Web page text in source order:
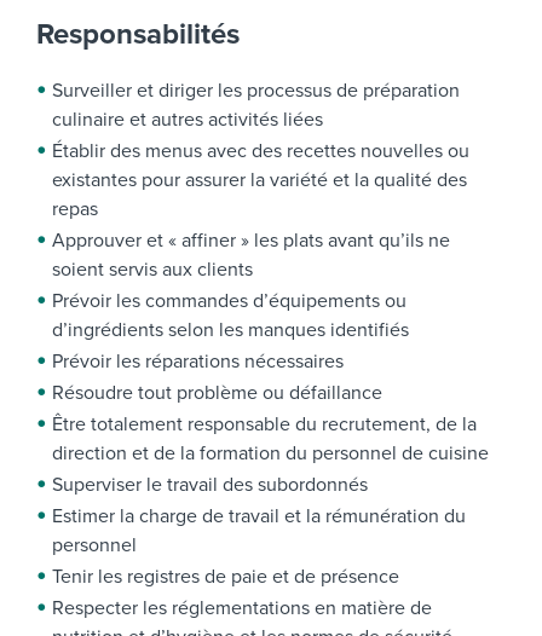
Responsabilités
Surveiller et diriger les processus de préparation
culinaire et autres activités liées
Établir des menus avec des recettes nouvelles ou
existantes pour assurer la variété et la qualité des
repas
Approuver et « affiner » les plats avant qu’ils ne
soient servis aux clients
Prévoir les commandes d’équipements ou
d’ingrédients selon les manques identifiés
Prévoir les réparations nécessaires
Résoudre tout problème ou défaillance
Être totalement responsable du recrutement, de la
direction et de la formation du personnel de cuisine
Superviser le travail des subordonnés
Estimer la charge de travail et la rémunération du
personnel
Tenir les registres de paie et de présence
Respecter les réglementations en matière de